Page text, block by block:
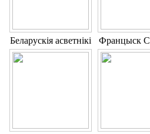
Беларускія асветнікі Францыск